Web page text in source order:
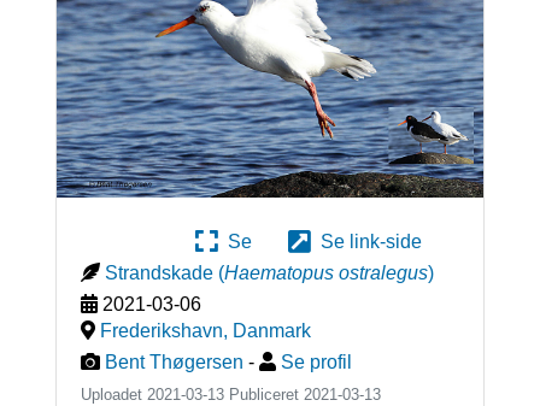
Se
Se link-side
Strandskade (Haematopus ostralegus)
2021-03-06
Frederikshavn, Danmark
Bent Thøgersen - Se profil
Uploadet 2021-03-13 Publiceret 2021-03-13